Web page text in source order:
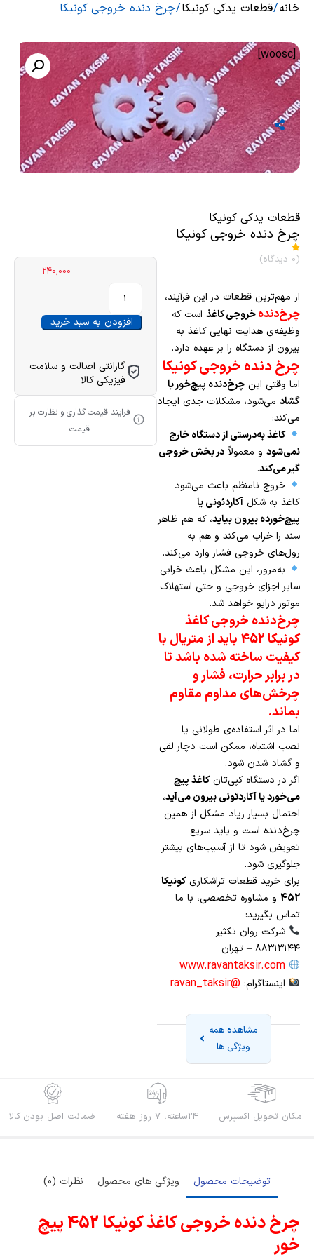
خانه/قطعات یدکی کونیکا/ چرخ دنده خروجی کونیکا
[woosc]
قطعات یدکی کونیکا
چرخ دنده خروجی کونیکا
(0 دیدگاه)
از مهم‌ترین قطعات در این فرآیند،
چرخ‌دندهخروجی کاغذ است که
وظیفه‌ی هدایت نهایی کاغذ به
بیرون از دستگاه را بر عهده دارد.
چرخ دنده خروجی کونیکا
اما وقتی این چرخ‌دنده پیچ‌خور یا
گشاد می‌شود، مشکلات جدی ایجاد
می‌کند:
کاغذ به‌درستی از دستگاه خارج
نمی‌شود و معمولاً در بخش خروجی
گیر می‌کند.
خروج نامنظم باعث می‌شود
کاغذ به شکل آکاردئونی یا
پیچ‌خورده بیرون بیاید، که هم ظاهر
سند را خراب می‌کند و هم به
رول‌های خروجی فشار وارد می‌کند.
به‌مرور، این مشکل باعث خرابی
سایر اجزای خروجی و حتی استهلاک
موتور درایو خواهد شد.
چرخ‌دنده خروجی کاغذ
کونیکا 452
باید از متریال با
کیفیت ساخته شده باشد تا
در برابر حرارت، فشار و
چرخش‌های مداوم مقاوم
بماند.
اما در اثر استفاده‌ی طولانی یا
نصب اشتباه، ممکن است دچار لقی
و گشاد شدن شود.
اگر در دستگاه کپی‌تانکاغذ پیچ
می‌خورد یا آکاردئونی بیرون می‌آید،
احتمال بسیار زیاد مشکل از همین
چرخ‌دنده است و باید سریع
تعویض شود تا از آسیب‌های بیشتر
جلوگیری شود.
برای خرید قطعات تراشکاریکونیکا
452 و مشاوره تخصصی، با ما
تماس بگیرید:
شرکت روان تکثیر
۸۸۳۱۳۱۴۴ – تهران
www.ravantaksir.com
اینستاگرام: @ravan_taksir
مشاهده همه
ویژگی ها
240,000
افزودن به سبد خرید
گارانتی اصالت و سلامت
فیزیکی کالا
فرایند قیمت گذاری و نظارت بر
قیمت
امکان تحویل اکسپرس 24ساعته، 7 روز هفته ضمانت اصل بودن کالا
توضیحات محصول ویژگی های محصول نظرات (0)
چرخ دنده خروجی کاغذ کونیکا 452 پیچ
خور